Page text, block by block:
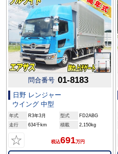
問合番号 01-8183
日野 レンジャー
ウイング 中型
年式 R3年3月 型式
FD2ABG
走行
634千km 積載 2,150kg
☆ 税込691万円